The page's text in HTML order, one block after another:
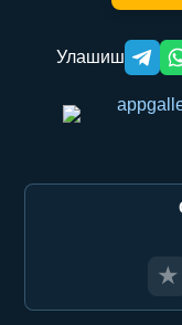
Улашиш
★